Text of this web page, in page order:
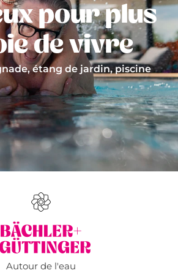
pour plus
de vivre
étang de jardin, piscine
Autour de l'eau